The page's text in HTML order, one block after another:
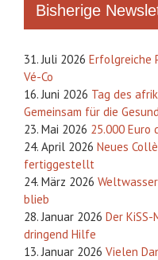
Bisherige
31. Juli 2026 Erfolgreiche
Vé-Co
16. Juni 2026 Tag des
Gemeinsam für die
23. Mai 2026 25.000 Euro
24. April 2026 Neues
fertiggestellt
24. März 2026
blieb
28. Januar 2026 Der
dringend Hilfe
13. Januar 2026 Vielen